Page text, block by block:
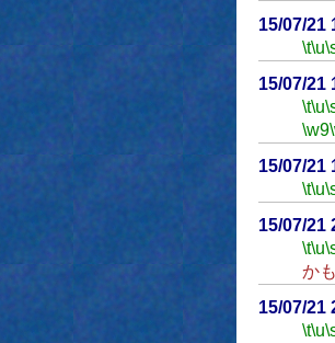
15/07/21
\t\u
15/07/21
\t\u
\w9
15/07/21
\t\u
15/07/21
\t\u
かも
15/07/21
\t\u